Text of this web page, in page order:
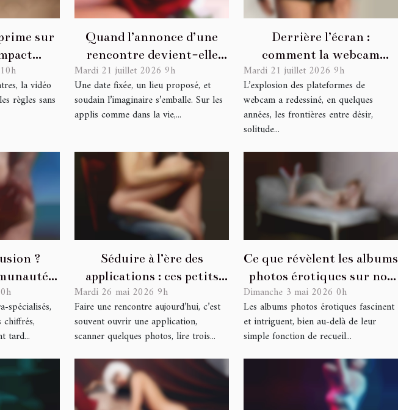
sur
sur
de
la vidéo
règles sans
Quand l’annonce d’une
rencontre devient-elle
une promesse de séduction
?
Mardi 21 juillet 2026 9h
Une date fixée, un lieu proposé, et
soudain l’imaginaire s’emballe. Sur les
applis comme dans la vie,...
Derrière l’écran :
comment la webcam
transforme l'intimité en
ligne
Mardi 21 juillet 2026 9h
L’explosion des plateformes de
webcam a redessiné, en quelques
années, les frontières entre désir,
solitude...
?
solitude
spécialisés,
tard...
Séduire à l’ère des
applications : ces petits
détails qui font toute la
différence
Mardi 26 mai 2026 9h
Faire une rencontre aujourd’hui, c’est
souvent ouvrir une application,
scanner quelques photos, lire trois...
Ce que révèlent les albums
photos érotiques sur nos
désirs cachés
Dimanche 3 mai 2026 0h
Les albums photos érotiques fascinent
et intriguent, bien au-delà de leur
simple fonction de recueil...